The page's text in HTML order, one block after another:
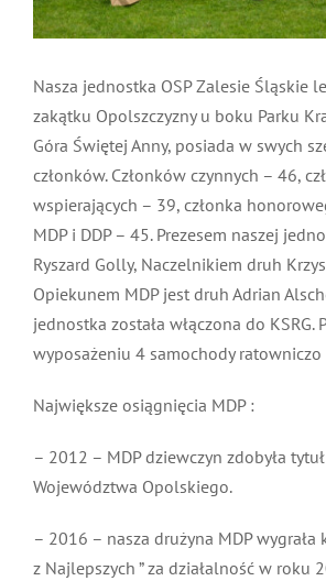
Symbole
MDP i DDP
OTWP
PNWM
Kultura
Orkiestry
Floriany
Projekty
System OSP
Poradnik
100-lecie
Nasza jednostka OSP Zalesie Śląskie
zakątku Opolszczyzny u boku Parku
Góra Świętej Anny, posiada w swych
członków. Członków czynnych – 46,
wspierających – 39, członka
MDP i DDP – 45. Prezesem naszej
Ryszard Golly, Naczelnikiem druh
Opiekunem MDP jest druh Adrian
jednostka została włączona do KSRG.
wyposażeniu 4 samochody ratowniczo
Największe osiągnięcia MDP :
– 2012 – MDP dziewczyn zdobyła
Województwa Opolskiego.
– 2016 – nasza drużyna MDP wygrała
z Najlepszych ” za działalność w roku